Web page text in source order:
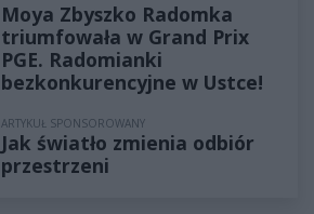
Moya Zbyszko Radomka
triumfowała w Grand Prix
PGE. Radomianki
bezkonkurencyjne w Ustce!
ARTYKUŁ SPONSOROWANY
Jak światło zmienia odbiór
przestrzeni